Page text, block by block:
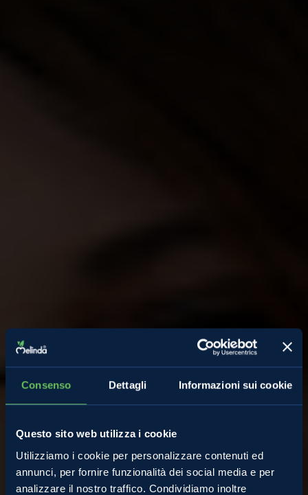
Consenso Dettagli Informazioni sui cookie
Questo sito web utilizza i cookie
Utilizziamo i cookie per personalizzare contenuti ed
annunci, per fornire funzionalità dei social media e per
analizzare il nostro traffico. Condividiamo inoltre